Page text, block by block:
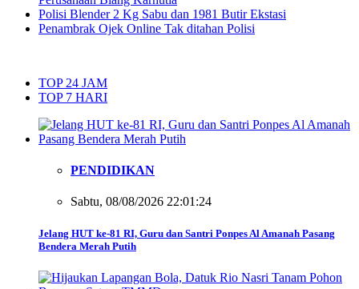
Polisi Blender 2 Kg Sabu dan 1981 Butir Ekstasi
Penambrak Ojek Online Tak ditahan Polisi
TOP 24 JAM
TOP 7 HARI
PENDIDIKAN
Sabtu, 08/08/2026 22:01:24
Jelang HUT ke-81 RI, Guru dan Santri Ponpes Al Amanah Pasang
Bendera Merah Putih